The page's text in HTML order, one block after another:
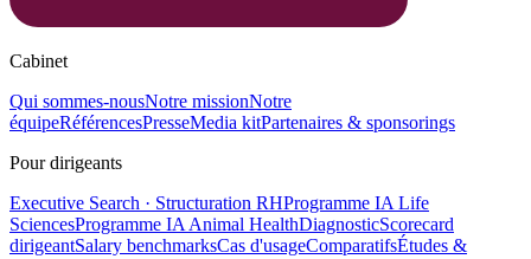
Cabinet
Qui sommes-nousNotre missionNotre
équipeRéférencesPresseMedia kitPartenaires & sponsorings
Pour dirigeants
Executive Search · Structuration RHProgramme IA Life
SciencesProgramme IA Animal HealthDiagnosticScorecard
dirigeantSalary benchmarksCas d'usageComparatifsÉtudes &